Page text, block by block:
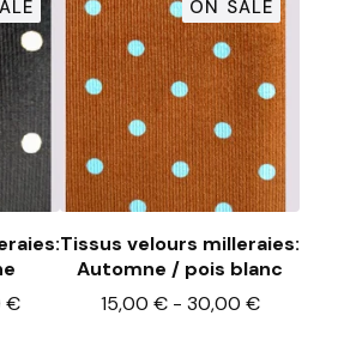
€
ON SALE
Tissus velours milleraies:
Automne / pois blanc
15,00 €- 30,00 €